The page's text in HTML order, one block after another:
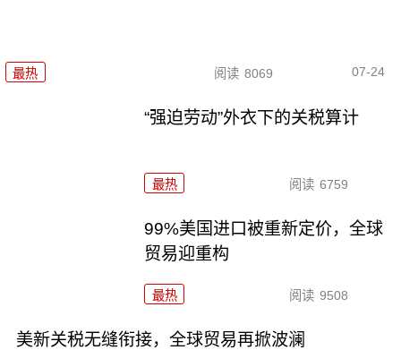
最热 阅读 8069 07-24
“强迫劳动”外衣下的关税算计
最热 阅读 6759
99%美国进口被重新定价，全球
贸易迎重构
最热 阅读 9508
美新关税无缝衔接，全球贸易再掀波澜